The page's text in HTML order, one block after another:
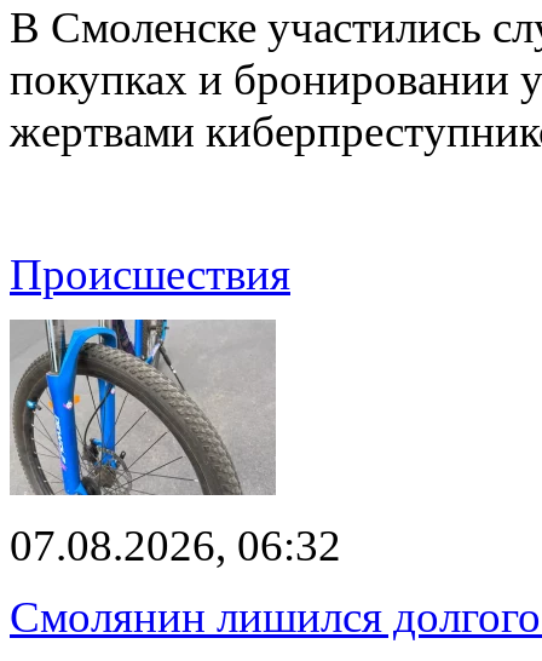
В Смоленске участились
покупках и бронировании
жертвами
Происшествия
07.08.2026, 06:32
Смолянин лишился